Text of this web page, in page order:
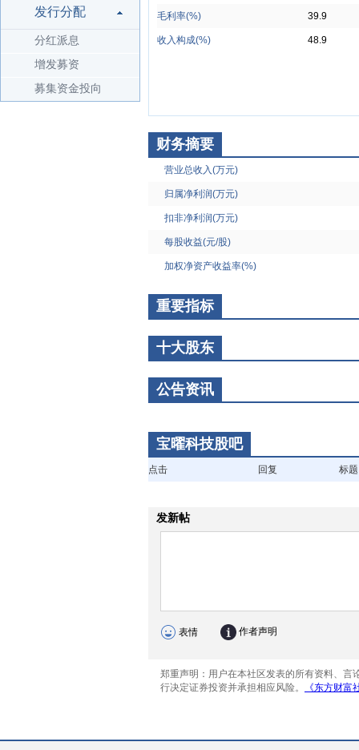
发行分配
分红派息
增发募资
募集资金投向
毛利率(%)
收入构成(%)
39.9
48.9
财务摘要
营业总收入(万元)
归属净利润(万元)
扣非净利润(万元)
每股收益(元/股)
加权净资产收益率(%)
重要指标
十大股东
公告资讯
宝曜科技股吧
点击 回复 标题